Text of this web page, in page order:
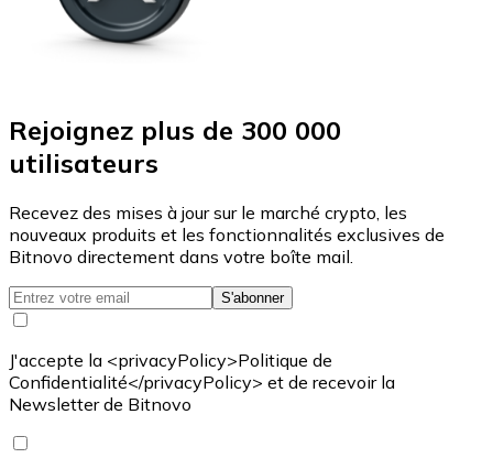
Rejoignez plus de 300 000
utilisateurs
Recevez des mises à jour sur le marché crypto, les
nouveaux produits et les fonctionnalités exclusives de
Bitnovo directement dans votre boîte mail.
S'abonner
J'accepte la <privacyPolicy>Politique de
Confidentialité</privacyPolicy> et de recevoir la
Newsletter de Bitnovo